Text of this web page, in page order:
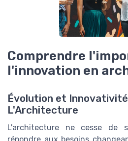
Comprendre
l'innovation en
Évolution et Innovativité
L'Architecture
L'architecture ne cesse de
répondre aux besoins